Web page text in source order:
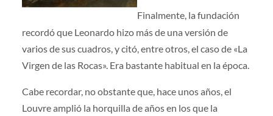
Finalmente, la fundación
recordó que Leonardo hizo más de una versión de
varios de sus cuadros, y citó, entre otros, el caso de «La
Virgen de las Rocas». Era bastante habitual en la época.
Cabe recordar, no obstante que, hace unos años, el
Louvre amplió la horquilla de años en los que la